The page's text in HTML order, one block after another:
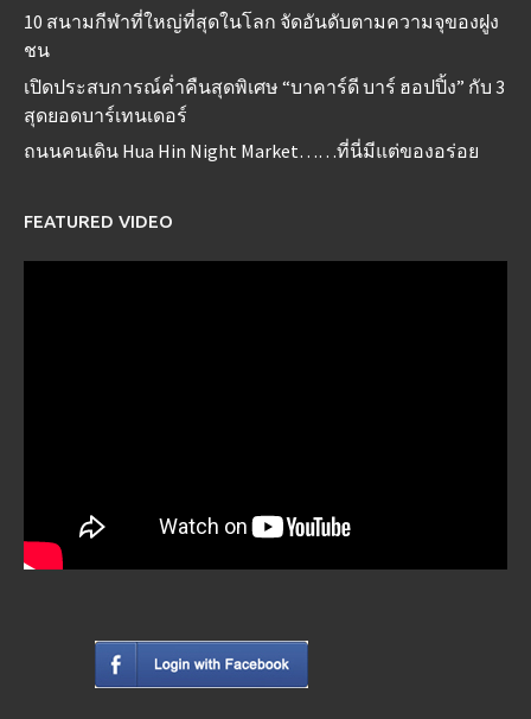
10 สนามกีฬาที่ใหญ่ที่สุดในโลก จัดอันดับตามความจุของฝูง
ชน
เปิดประสบการณ์ค่ำคืนสุดพิเศษ “บาคาร์ดี บาร์ ฮอปปิ้ง” กับ 3
สุดยอดบาร์เทนเดอร์
ถนนคนเดิน Hua Hin Night Market……ที่นี่มีแต่ของอร่อย
FEATURED VIDEO